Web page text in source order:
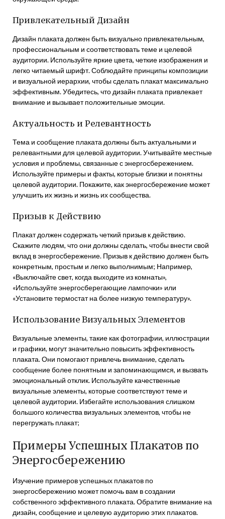
Привлекательный Дизайн
Дизайн плаката должен быть визуально привлекательным,
профессиональным и соответствовать теме и целевой
аудитории. Используйте яркие цвета, четкие изображения и
легко читаемый шрифт. Соблюдайте принципы композиции
и визуальной иерархии, чтобы сделать плакат максимально
эффективным. Убедитесь, что дизайн плаката привлекает
внимание и вызывает положительные эмоции.
Актуальность и Релевантность
Тема и сообщение плаката должны быть актуальными и
релевантными для целевой аудитории. Учитывайте местные
условия и проблемы, связанные с энергосбережением.
Используйте примеры и факты, которые близки и понятны
целевой аудитории. Покажите, как энергосбережение может
улучшить их жизнь и жизнь их сообщества.
Призыв к Действию
Плакат должен содержать четкий призыв к действию.
Скажите людям, что они должны сделать, чтобы внести свой
вклад в энергосбережение. Призыв к действию должен быть
конкретным, простым и легко выполнимым; Например,
«Выключайте свет, когда выходите из комнаты»,
«Используйте энергосберегающие лампочки» или
«Установите термостат на более низкую температуру».
Использование Визуальных Элементов
Визуальные элементы, такие как фотографии, иллюстрации
и графики, могут значительно повысить эффективность
плаката. Они помогают привлечь внимание, сделать
сообщение более понятным и запоминающимся, и вызвать
эмоциональный отклик. Используйте качественные
визуальные элементы, которые соответствуют теме и
целевой аудитории. Избегайте использования слишком
большого количества визуальных элементов, чтобы не
перегружать плакат;
Примеры Успешных Плакатов по
Энергосбережению
Изучение примеров успешных плакатов по
энергосбережению может помочь вам в создании
собственного эффективного плаката. Обратите внимание на
дизайн, сообщение и целевую аудиторию этих плакатов.